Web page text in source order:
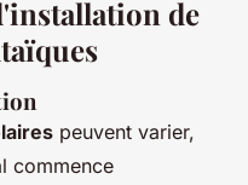
de
peuvent varier,
commence